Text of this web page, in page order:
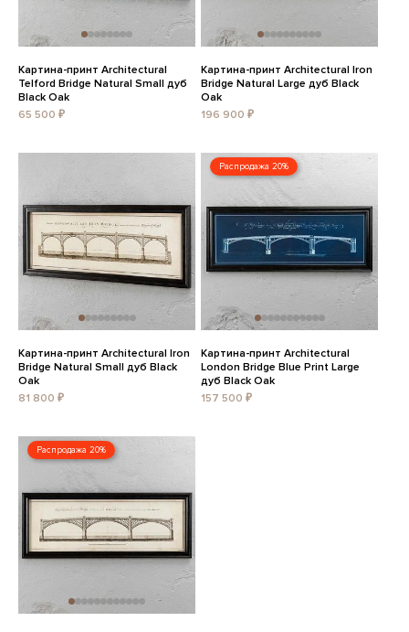
Картина-принт Architectural
Telford Bridge Natural Small дуб
Black Oak
65 500 ₽
Картина-принт Architectural Iron
Bridge Natural Large дуб Black
Oak
196 900 ₽
Картина-принт Architectural Iron
Bridge Natural Small дуб Black
Oak
81 800 ₽
Распродажа 20%
Картина-принт Architectural
London Bridge Blue Print Large
дуб Black Oak
157 500 ₽
Распродажа 20%